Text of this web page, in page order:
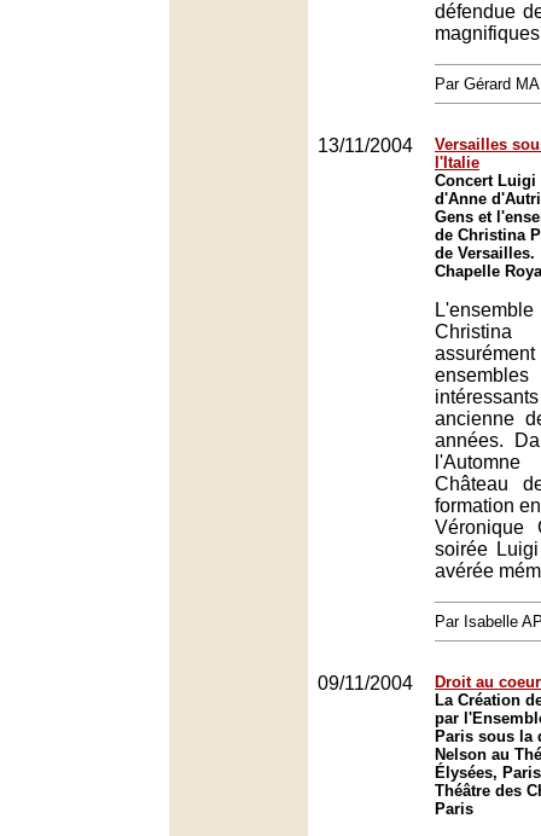
défendue
Par Gérard
13/11/2004
Versailles
l'Italie
Concert Luigi
d'Anne
Gens et
de Christina
de Versailles.
Chapelle
ancienne
années.
Château
formation
Véronique
soirée
avérée
Par Isabelle
09/11/2004
Droit au coeur
La Création
par
Paris sous la
Nelson au
Élysées,
Théâtre des
Paris